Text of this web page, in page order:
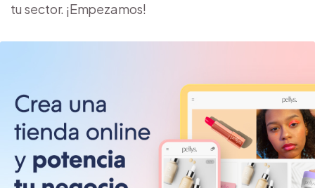
tu sector. ¡Empezamos!